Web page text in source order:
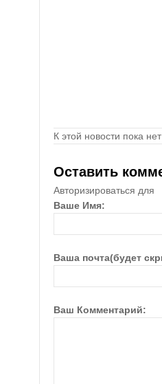
К этой новости пока
Оставить
Авторизироваться для
Ваше Имя:
Ваша почта(будет
Ваш Комментарий: